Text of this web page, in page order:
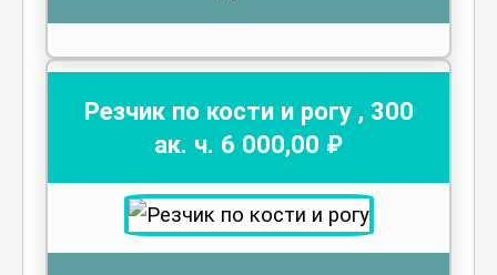
Резчик по кости и рогу , 300
ак. ч. 6 000,00 ₽